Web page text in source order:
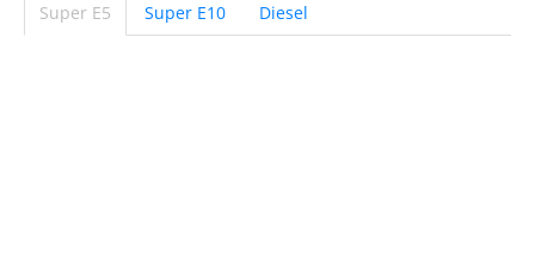
Super E5 Super E10 Diesel